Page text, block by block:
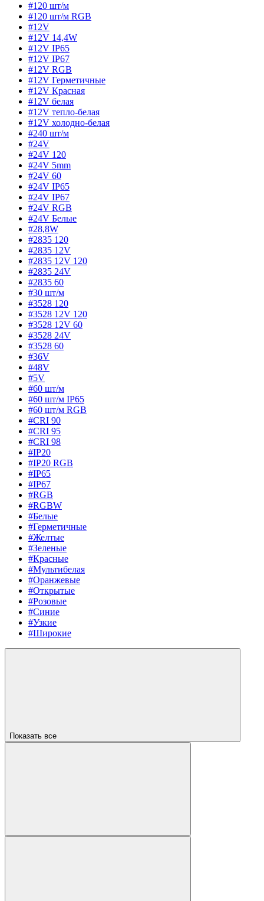
#120 шт/м
#120 шт/м RGB
#12V
#12V 14,4W
#12V IP65
#12V IP67
#12V RGB
#12V Герметичные
#12V Красная
#12V белая
#12V тепло-белая
#12V холодно-белая
#240 шт/м
#24V
#24V 120
#24V 5mm
#24V 60
#24V IP65
#24V IP67
#24V RGB
#24V Белые
#28,8W
#2835 120
#2835 12V
#2835 12V 120
#2835 24V
#2835 60
#30 шт/м
#3528 120
#3528 12V 120
#3528 12V 60
#3528 24V
#3528 60
#36V
#48V
#5V
#60 шт/м
#60 шт/м IP65
#60 шт/м RGB
#CRI 90
#CRI 95
#CRI 98
#IP20
#IP20 RGB
#IP65
#IP67
#RGB
#RGBW
#Белые
#Герметичные
#Желтые
#Зеленые
#Красные
#Мультибелая
#Оранжевые
#Открытые
#Розовые
#Синие
#Узкие
#Широкие
Показать все